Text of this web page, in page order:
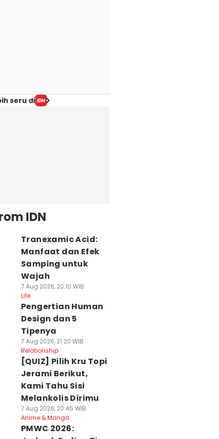
seru di
IDN
Tranexamic Acid:
Manfaat dan Efek
Samping untuk
Wajah
7 Aug 2026, 20:10 WIB
Life
Pengertian Human
Design dan 5
Tipenya
7 Aug 2026, 21:20 WIB
Relationship
[QUIZ] Pilih Kru Topi
Jerami Berikut,
Kami Tahu Sisi
Melankolis Dirimu
7 Aug 2026, 20:45 WIB
Anime & Manga
PMWC 2026: